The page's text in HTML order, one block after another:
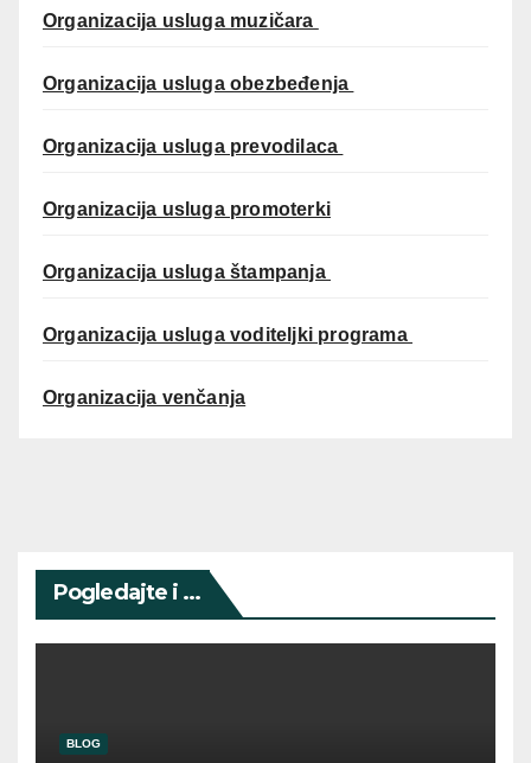
Organizacija usluga muzičara
Organizacija usluga obezbeđenja
Organizacija usluga prevodilaca
Organizacija usluga promoterki
Organizacija usluga štampanja
Organizacija usluga voditeljki programa
Organizacija venčanja
Pogledajte i ...
BLOG